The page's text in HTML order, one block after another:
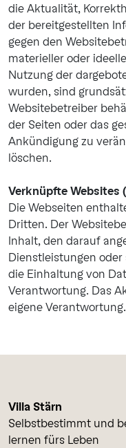
die Aktualität,
der bereitgestellten
gegen den
materieller oder
Nutzung der
wurden, sind
Websitebetreiber
der Seiten oder das
Ankündigung zu
löschen.
Verknüpfte Websites
Die Webseiten
Dritten. Der
Inhalt, den darauf
Dienstleistungen
die Einhaltung von
Verantwortung. Das
eigene Verantwortung.
Villa Stärn
Selbstbestimmt und
lernen fürs Leben